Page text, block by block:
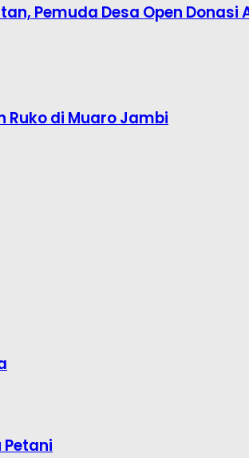
Pemuda Desa Open Donasi
Ruko di Muaro Jambi
Petani